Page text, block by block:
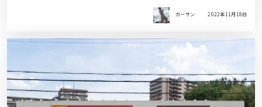
ガーサン 2022年11月18日